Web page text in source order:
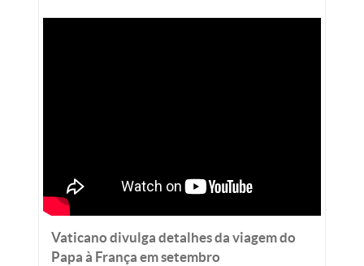
Vaticano divulga detalhes da viagem do
Papa à França em setembro